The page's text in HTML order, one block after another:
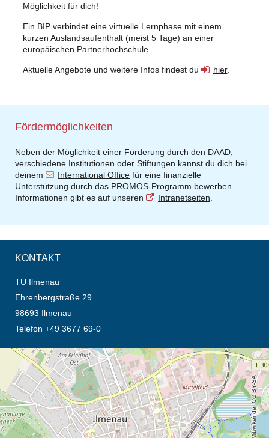
Möglichkeit für dich!
Ein BIP verbindet eine virtuelle Lernphase mit einem
kurzen Auslandsaufenthalt (meist 5 Tage) an einer
europäischen Partnerhochschule.
Aktuelle Angebote und weitere Infos findest du hier.
Fördermöglichkeiten
Neben der Möglichkeit einer Förderung durch den DAAD,
verschiedene Institutionen oder Stiftungen kannst du dich bei
deinem
International Office für eine finanzielle
Unterstützung durch das PROMOS-Programm bewerben.
Informationen gibt es auf unseren
Intranetseiten
KONTAKT
TU Ilmenau
Ehrenbergstraße 29
98693 Ilmenau
Telefon +49 3677 69-0
Öffnet die Anfahrtsbeschreibung in neuem Tab (Karte)